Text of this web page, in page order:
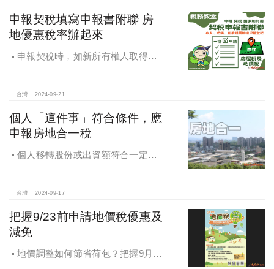
申報契稅填寫申報書附聯 房
地優惠稅率辦起來
申報契稅時，如新所有權人取得房
房屋稅及地價稅優惠稅率之申請。
台灣 2024-09-21
個人「這件事」符合條件，應
申報房地合一稅
個人移轉股份或出資額符合一定條
台灣 2024-09-17
把握9/23前申請地價稅優惠及
減免
地價調整如何節省荷包？把握9月23